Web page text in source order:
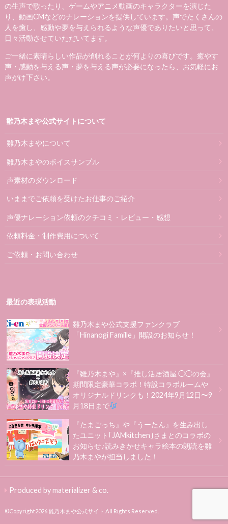
の生声で歌ったり、ゲームやアニメ動画のキャラクターを演じた
り、動画CMなどのナレーションを提供しています。声でたくさんの
人を癒し、感動や夢を与えられるような声優でありたいと思って、
日々活動させていただいてます。
ご一緒に素晴らしい作品が創れることが何よりの喜びです。癒やす
声・感動を与える声・夢を与える声が必要になったら、お気軽にお
声がけ下さい。
雛乃木まや公式サイトについて
雛乃木まやについて
雛乃木まやのボイスサンプル
声素材のダウンロード
いままでご依頼を受けたお仕事のご紹介
声優ナレーション依頼のクチコミ・レビュー・感想
依頼料金・制作費用について
ご依頼・お問い合わせ
最近の表現活動
雛乃木まや公式支援ファンクラブ
「Hinanogi Famille」開設のお知らせ！
『雛乃木まや』×『推し活居酒屋 ◯◯の会』
期間限定豪華コラボ！特設コラボルームや
オリジナルドリンクも！2024年9月12日〜9
月18日まで
『たまごっち』や『うーたん』を生み出し
たユニット｢JAMkitchen｣さまとのコラボの
お知らせ♪読みきかせキャラ絵本の朗読を雛
乃木まやが担当しました！
Produced by materializer & co.
©Copyright2026雛乃木まや公式サイト .All Rights Reserved.